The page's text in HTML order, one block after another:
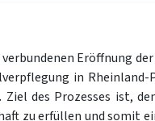
Eröffnung
in
des Prozesses ist,
zu erfüllen und somit